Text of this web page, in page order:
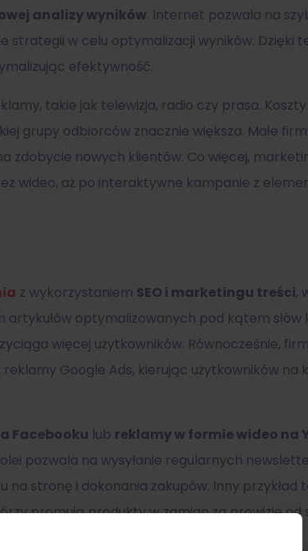
analizy wyników. Internet pozwala na
strategii w celu optymalizacji wyników. Dzięki
efektywność.
takie jak telewizja, radio czy prasa. Koszty
grupy odbiorców znacznie większa. Małe
zdobycie nowych klientów. Co więcej,
wideo, aż po interaktywne kampanie z
z wykorzystaniem SEO i marketingu treści,
optymalizowanych pod kątem słów
więcej użytkowników. Równocześnie,
Google Ads, kierując użytkowników na
Facebooku lub reklamy w formie wideo na
pozwala na wysyłanie regularnych
stronę i dokonania zakupów. Inny przykład
promują produkty w zamian za prowizję od